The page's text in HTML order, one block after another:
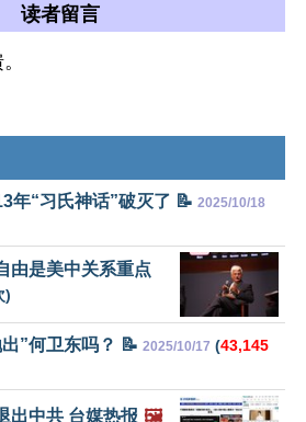
读者留言
年“习氏神话”破灭了 📝 2025/10/18
由是美中关系重点
)
”何卫东吗？ 📝 2025/10/17 (43,145
出中共 台媒热报 🖼️